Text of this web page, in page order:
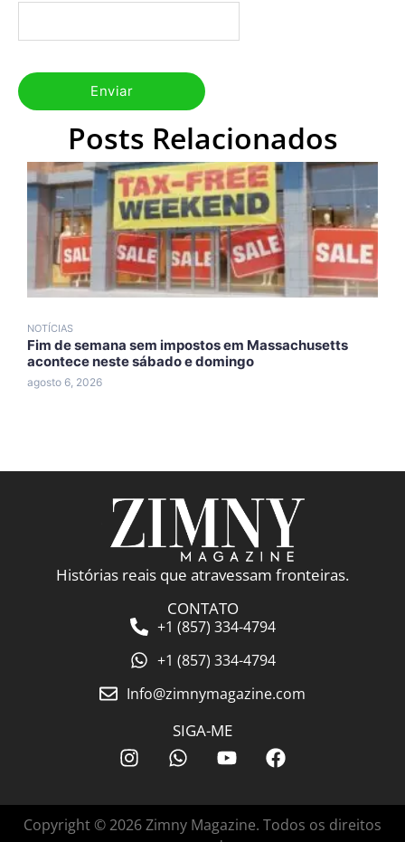
Posts Relacionados
NOTÍCIAS
Fim de semana sem impostos em Massachusetts
acontece neste sábado e domingo
agosto 6, 2026
Histórias reais que atravessam fronteiras.
CONTATO
+1 (857) 334-4794
+1 (857) 334-4794
Info@zimnymagazine.com
SIGA-ME
Copyright © 2026 Zimny Magazine. Todos os direitos